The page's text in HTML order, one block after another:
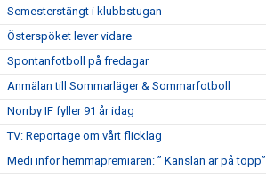
Semesterstängt i klubbstugan
Österspöket lever vidare
Spontanfotboll på fredagar
Anmälan till Sommarläger & Sommarfotboll
Norrby IF fyller 91 år idag
TV: Reportage om vårt flicklag
Medi inför hemmapremiären: ” Känslan är på topp”